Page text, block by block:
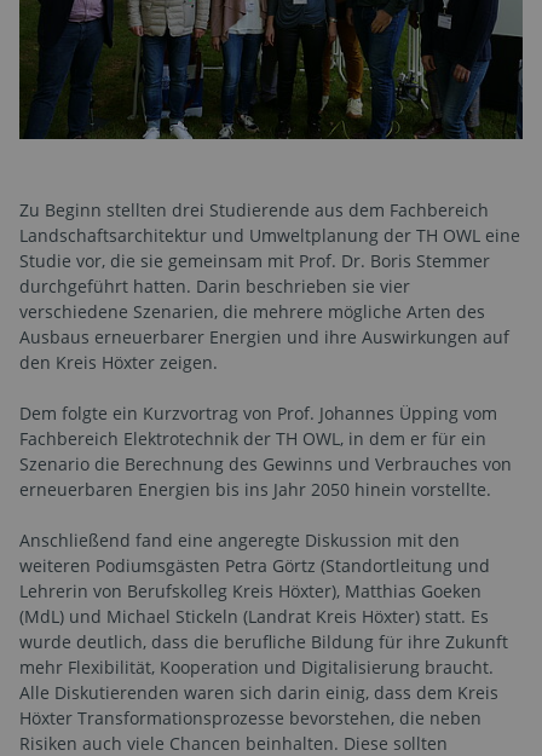
Zu Beginn stellten drei Studierende aus dem Fachbereich
Landschaftsarchitektur und Umweltplanung der TH OWL eine
Studie vor, die sie gemeinsam mit Prof. Dr. Boris Stemmer
durchgeführt hatten. Darin beschrieben sie vier
verschiedene Szenarien, die mehrere mögliche Arten des
Ausbaus erneuerbarer Energien und ihre Auswirkungen auf
den Kreis Höxter zeigen.
Dem folgte ein Kurzvortrag von Prof. Johannes Üpping vom
Fachbereich Elektrotechnik der TH OWL, in dem er für ein
Szenario die Berechnung des Gewinns und Verbrauches von
erneuerbaren Energien bis ins Jahr 2050 hinein vorstellte.
Anschließend fand eine angeregte Diskussion mit den
weiteren Podiumsgästen Petra Görtz (Standortleitung und
Lehrerin von Berufskolleg Kreis Höxter), Matthias Goeken
(MdL) und Michael Stickeln (Landrat Kreis Höxter) statt. Es
wurde deutlich, dass die berufliche Bildung für ihre Zukunft
mehr Flexibilität, Kooperation und Digitalisierung braucht.
Alle Diskutierenden waren sich darin einig, dass dem Kreis
Höxter Transformationsprozesse bevorstehen, die neben
Risiken auch viele Chancen beinhalten. Diese sollten